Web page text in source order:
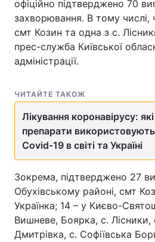
офіційно підтверджено 70
захворювання. В тому числі,
смт Козин та одна з с.
прес-служба Київської
адміністрації.
ЧИТАЙТЕ ТАКОЖ
Лікування коронавірусу: які
препарати
Covid-19 в світі та Україні
Зокрема, підтверджено 27
Обухівському районі, смт
Українка; 14 – у Києво-
Вишневе, Боярка, с. Лісники,
Дмитрівка, с. Софіївська